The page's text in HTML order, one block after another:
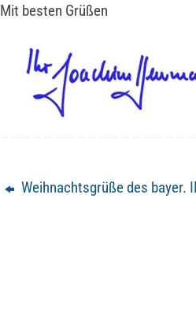
Mit besten Grüßen
Weihnachtsgrüße des bayer.